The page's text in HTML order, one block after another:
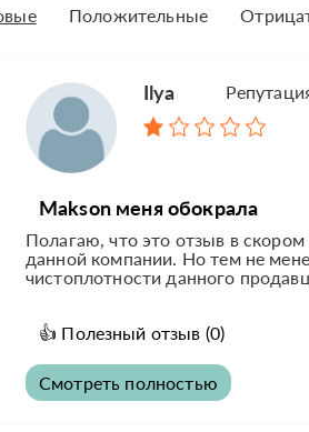
Положительные
Ilya
Makson меня обокрала
Полагаю, что это отзыв в
данной компании. Но тем не
чистоплотности данного
👍 Полезный отзыв (0)
Смотреть полностью